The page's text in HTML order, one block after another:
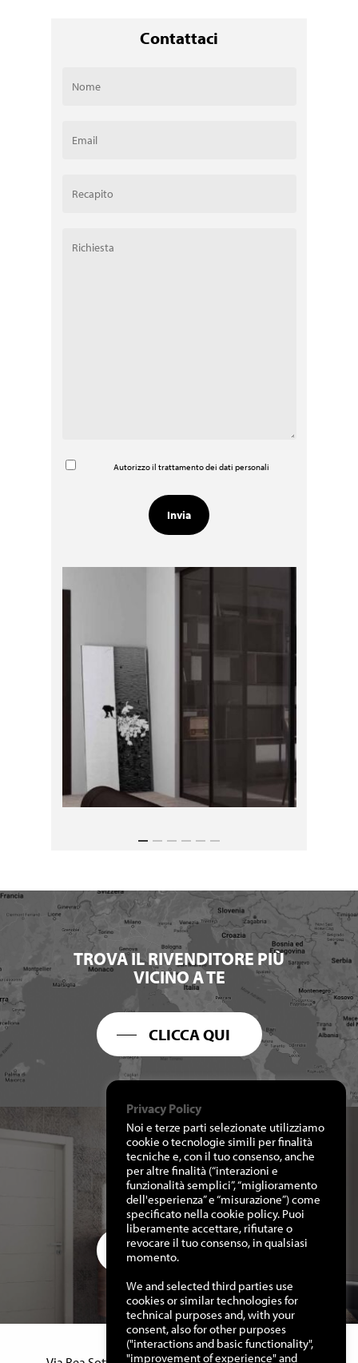
Contattaci
Autorizzo il trattamento dei dati personali
TROVA IL RIVENDITORE PIÙ
VICINO A TE
CLICCA QUI
RICHIEDI I NOSTRI
CATALOGHI
CLICCA QUI
Manuello Design Srl
Privacy Policy
Noi e terze parti selezionate utilizziamo
cookie o tecnologie simili per finalità
tecniche e, con il tuo consenso, anche
per altre finalità (“interazioni e
funzionalità semplici”, “miglioramento
dell'esperienza” e “misurazione”) come
specificato nella cookie policy. Puoi
liberamente accettare, rifiutare o
revocare il tuo consenso, in qualsiasi
momento.
We and selected third parties use
cookies or similar technologies for
technical purposes and, with your
consent, also for other purposes
("interactions and basic functionality",
"improvement of experience" and